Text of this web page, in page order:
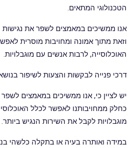
הטכנולוגי המתאים.
אנו ממשיכים במאמצים לשפר את
וזאת מתוך אמונה ומחויבות מוסרית
האוכלוסייה, לרבות אנשים עם מוגבלויות.
דרכי פנייה לבקשות והצעות לשיפור
יש לציין כי, אנו ממשיכים במאמצים
כחלק ממחויבותנו לאפשר לכלל
מוגבלויות לקבל את השירות הנגיש ביותר.
במידה ואותרה בעיה או בתקלה כלשהי